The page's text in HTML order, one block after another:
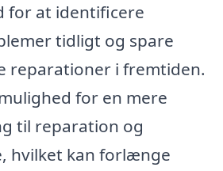
for at identificere
tidligt og spare
reparationer i fremtiden.
for en mere
til reparation og
hvilket kan forlænge